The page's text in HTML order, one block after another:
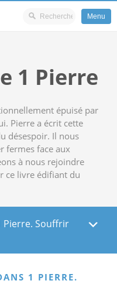
Menu
1 Pierre
épuisé par
Pierre a écrit cette
désespoir. Il nous
fermes face aux
à nous rejoindre
ce livre édifiant du
Pierre. Souffrir
1 PIERRE.